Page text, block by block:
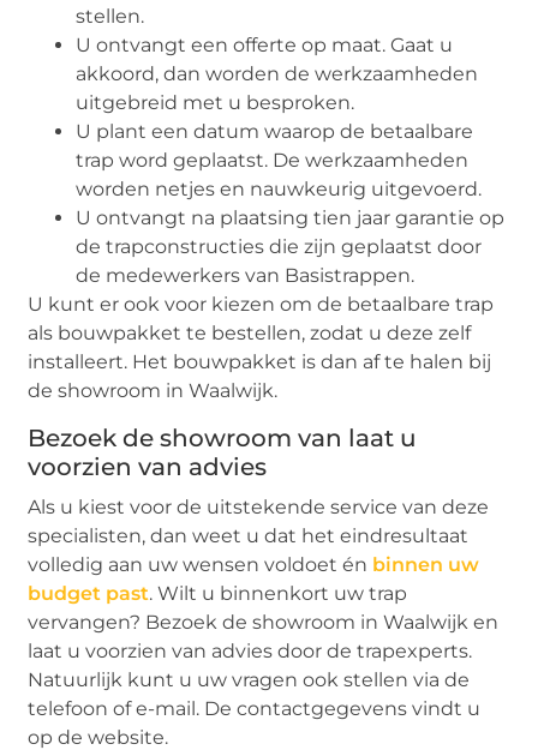
stellen.
U ontvangt een offerte op maat. Gaat u
akkoord, dan worden de werkzaamheden
uitgebreid met u besproken.
U plant een datum waarop de betaalbare
trap word geplaatst. De werkzaamheden
worden netjes en nauwkeurig uitgevoerd.
U ontvangt na plaatsing tien jaar garantie op
de trapconstructies die zijn geplaatst door
de medewerkers van Basistrappen.
U kunt er ook voor kiezen om de betaalbare trap
als bouwpakket te bestellen, zodat u deze zelf
installeert. Het bouwpakket is dan af te halen bij
de showroom in Waalwijk.
Bezoek de showroom van laat u
voorzien van advies
Als u kiest voor de uitstekende service van deze
specialisten, dan weet u dat het eindresultaat
volledig aan uw wensen voldoet én binnen uw
budget past. Wilt u binnenkort uw trap
vervangen? Bezoek de showroom in Waalwijk en
laat u voorzien van advies door de trapexperts.
Natuurlijk kunt u uw vragen ook stellen via de
telefoon of e-mail. De contactgegevens vindt u
op de website.